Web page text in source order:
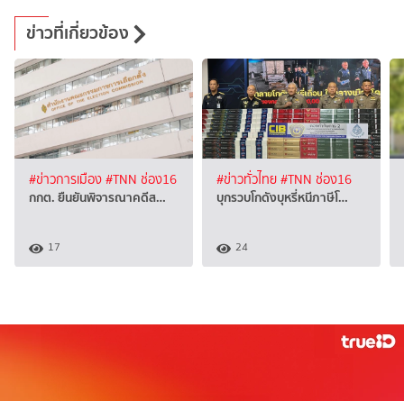
ข่าวที่เกี่ยวข้อง
#ข่าวการเมือง#TNN ช่อง16
กกต. ยืนยันพิจารณาคดีส…
17
#ข่าวทั่วไทย#TNN ช่อง16
บุกรวบโกดังบุหรี่หนีภาษีโ…
24